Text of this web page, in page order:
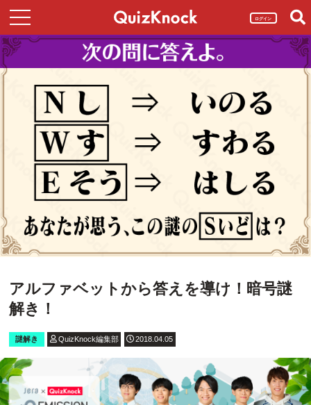
ログイン
アルファベットから答えを導け！暗号謎
解き！
謎解き QuizKnock編集部 2018.04.05